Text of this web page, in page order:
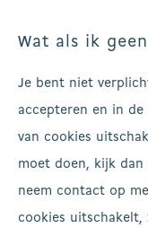
Wat als ik
Je bent niet
accepteren en in
van cookies
moet doen, kijk
neem contact op
cookies uitschakelt,